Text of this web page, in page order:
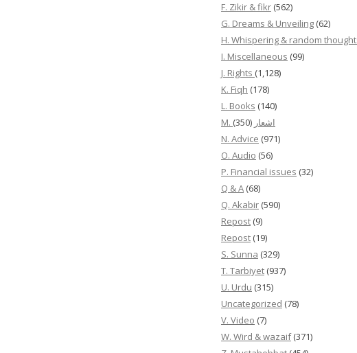
F. Zikir & fikr (562)
G. Dreams & Unveiling (62)
H. Whispering & random
I. Miscellaneous (99)
J. Rights (1,128)
K. Fiqh (178)
L. Books (140)
M. اشعار (350)
N. Advice (971)
O. Audio (56)
P. Financial issues (32)
Q & A (68)
Q. Akabir (590)
Repost (9)
Repost (19)
S. Sunna (329)
T. Tarbiyet (937)
U. Urdu (315)
Uncategorized (78)
V. Video (7)
W. Wird & wazaif(371)